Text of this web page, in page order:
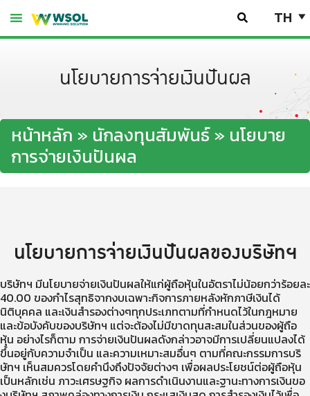
Skip
to
TH
นโยบายการจ่ายเงินปันผล
หน้าหลัก » นักลงทุนสัมพันธ์» นโยบาย
การจ่ายเงินปันผล
นโยบายการจ่ายเงินปันผลของบริษัทฯ
บริษัทฯ มีนโยบายจ่ายเงินปันผลให้แก่ผู้ถือหุ้นในอัตราไม่น้อยกว่าร้อยละ
40.00 ของกำไรสุทธิจากงบเฉพาะกิจการภายหลังหักภาษีเงินได้
นิติบุคคล และเงินสำรองต่างๆทุกประเภทตามที่กำหนดไว้ในกฎหมาย
และข้อบังคับของบริษัทฯ แต่จะต้องไม่มีขาดทุนสะสมในส่วนของผู้ถือ
หุ้น อย่างไรก็ตาม การจ่ายเงินปันผลดังกล่าวอาจมีการเปลี่ยนแปลงได้
ขึ้นอยู่กับความจำเป็น และความเหมาะสมอื่นๆ ตามที่คณะกรรมการบริ
ษัทฯ เห็นสมควรโดยคำนึงถึงปัจจัยต่างๆ เพื่อผลประโยชน์ต่อผู้ถือหุ้น
เป็นหลักเช่น ภาวะเศรษฐกิจ ผลการดำเนินงานและฐานะทางการเงินขอ